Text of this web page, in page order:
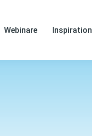
Webinare Inspiration